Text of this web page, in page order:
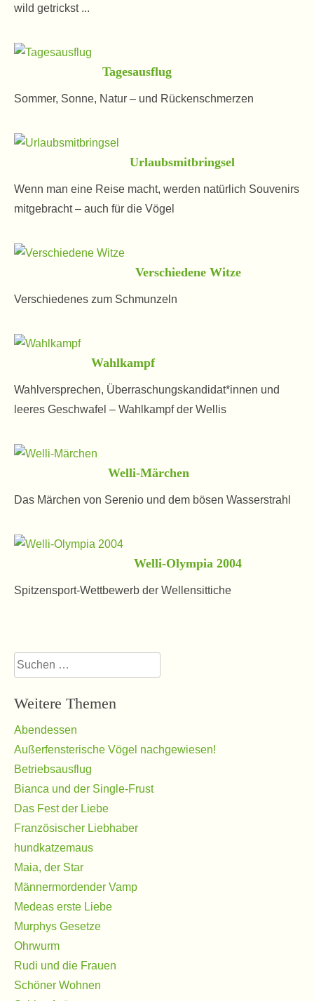
wild getrickst ...
Tagesausflug
Sommer, Sonne, Natur – und Rückenschmerzen
Urlaubsmitbringsel
Wenn man eine Reise macht, werden natürlich Souvenirs
mitgebracht – auch für die Vögel
Verschiedene Witze
Verschiedenes zum Schmunzeln
Wahlkampf
Wahlversprechen, Überraschungskandidat*innen und
leeres Geschwafel – Wahlkampf der Wellis
Welli-Märchen
Das Märchen von Serenio und dem bösen Wasserstrahl
Welli-Olympia 2004
Spitzensport-Wettbewerb der Wellensittiche
Suchen
nach:
Weitere Themen
Abendessen
Außerfensterische Vögel nachgewiesen!
Betriebsausflug
Bianca und der Single-Frust
Das Fest der Liebe
Französischer Liebhaber
hundkatzemaus
Maia, der Star
Männermordender Vamp
Medeas erste Liebe
Murphys Gesetze
Ohrwurm
Rudi und die Frauen
Schöner Wohnen